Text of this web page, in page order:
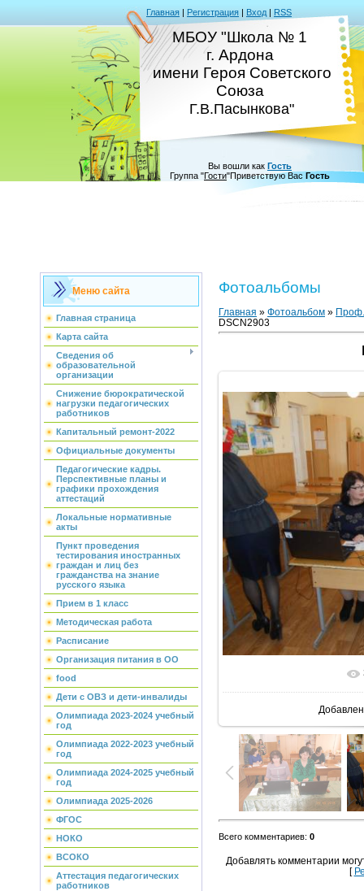
Главная | Регистрация | Вход | RSS
МБОУ "Школа № 1
г. Ардона
имени Героя Советского
Союза
Г.В.Пасынкова"
Вы вошли как Гость
Группа "Гости"Приветствую Вас Гость
Меню сайта
Главная страница
Карта сайта
Сведения об
образовательной
организации
Снижение бюрократической
нагрузки педагогических
работников
Капитальный ремонт-2022
Официальные документы
Педагогические кадры.
Перспективные планы и
графики прохождения
аттестаций
Локальные нормативные
акты
Пункт проведения
тестирования иностранных
граждан и лиц без
гражданства на знание
русского языка
Прием в 1 класс
Методическая работа
Расписание
Организация питания в ОО
food
Дети с ОВЗ и дети-инвалиды
Олимпиада 2023-2024 учебный
год
Олимпиада 2022-2023 учебный
год
Олимпиада 2024-2025 учебный
год
Олимпиада 2025-2026
ФГОС
НОКО
ВСОКО
Аттестация педагогических
работников
Фотоальбомы
Главная » Фотоальбом » Проф.
DSCN2903
В
Всего комментариев: 0
Добавлять комментарии
[